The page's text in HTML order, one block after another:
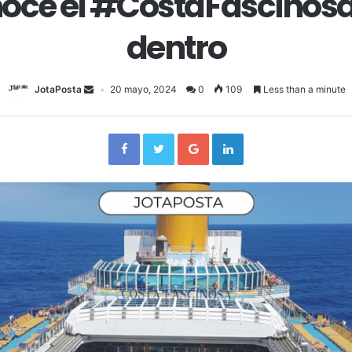
dentro
JotaPosta 20 mayo, 2024 0 109 Less than a minute
FacebookTwitterGoogle+LinkedIn